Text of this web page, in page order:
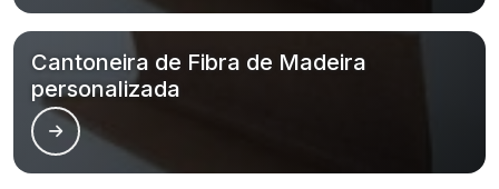
Cantoneira de Fibra de Madeira
personalizada